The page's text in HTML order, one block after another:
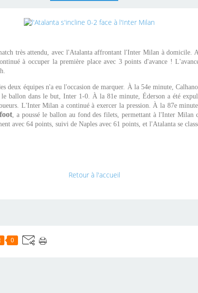
très attendu, avec l'Atalanta affrontant l'Inter Milan à domicile.
à occuper la première place avec 3 points d'avance !
deux équipes n'a eu l'occasion de marquer. À la 54e minute,
ballon dans le but, Inter 1-0. À la 81e minute, Éderson a été
L'Inter Milan a continué à exercer la pression. À la 87e
, a poussé le ballon au fond des filets, permettant à l'Inter Milan
avec 64 points, suivi de Naples avec 61 points, et l'Atalanta se
Retour à l'accueil
0